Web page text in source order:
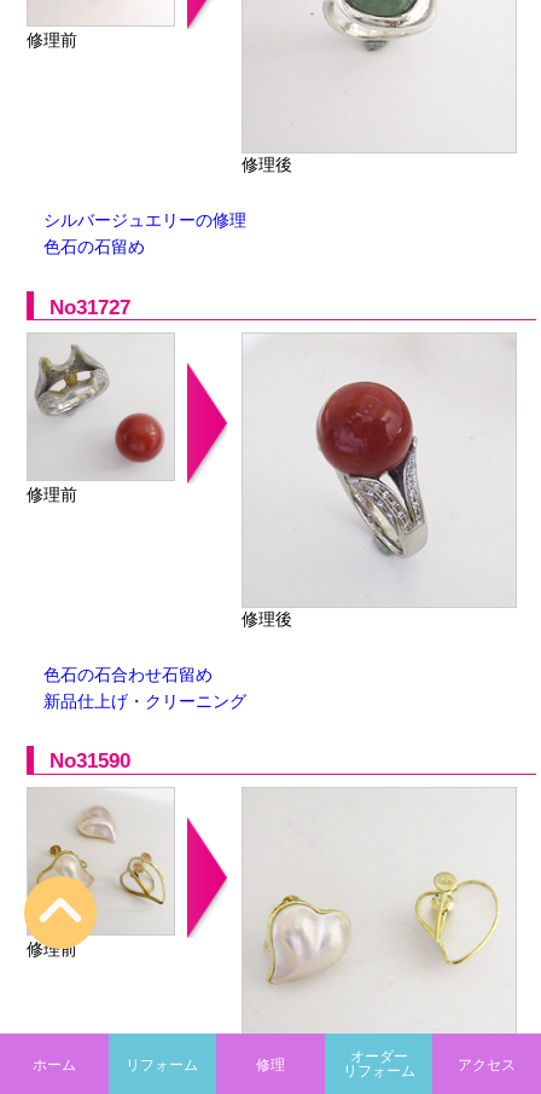
修理前
修理後
シルバージュエリーの修理
色石の石留め
No31727
修理前
修理後
色石の石合わせ石留め
新品仕上げ・クリーニング
No31590
修理前
修理後
ホーム リフォーム 修理
オーダー
リフォーム
アクセス